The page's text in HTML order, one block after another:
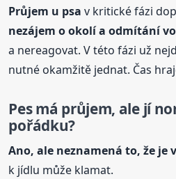
Průjem u psa v kritické fázi
nezájem o okolí a odmítání
a nereagovat. V této fázi už
nutné okamžitě jednat. Čas
Pes má průjem, ale jí
pořádku?
Ano, ale neznamená to, že je
k jídlu může klamat.